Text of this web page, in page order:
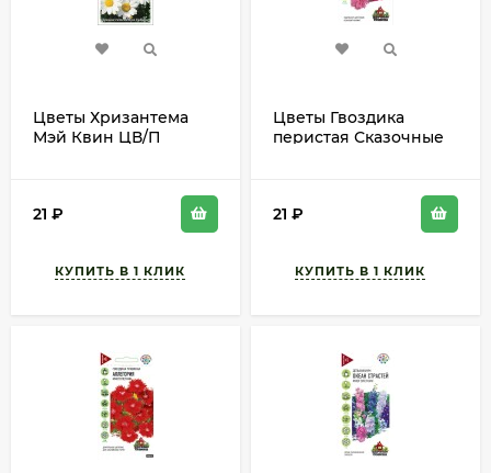
Цветы Хризантема
Мэй Квин ЦВ/П
21 ₽
Цветы Гвоздика
перистая Сказочные
0,1гр многолетник
25см
21 ₽